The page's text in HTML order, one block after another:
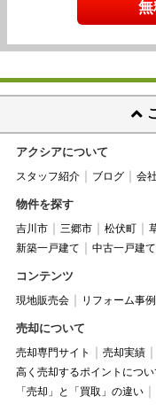
アクシアについて
スタッフ紹介 ブログ 会
物件を探す
吉川市 三郷市 松伏町
新築一戸建て
中古一戸建て
コンテンツ
現地販売会 リフォーム事例
売却について
売却専門サイト 売却実績
高く売却するポイントについ
「売却」と「買取」の違い